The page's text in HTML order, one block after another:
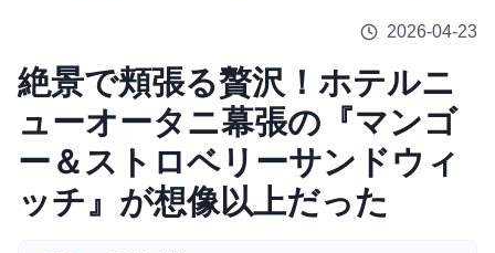
2026-04-23
絶景で頬張る贅沢！ホテルニ
ューオータニ幕張の『マンゴ
ー＆ストロベリーサンドウィ
ッチ』が想像以上だった